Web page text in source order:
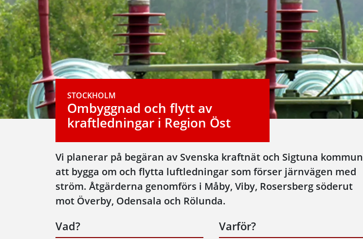
STOCKHOLM
Ombyggnad och flytt av
kraftledningar i Region Öst
Vi planerar på begäran av Svenska kraftnät och Sigtuna kommun
att bygga om och flytta luftledningar som förser järnvägen med
ström. Åtgärderna genomförs i Måby, Viby, Rosersberg söderut
mot Överby, Odensala och Rölunda.
Vad? Varför?